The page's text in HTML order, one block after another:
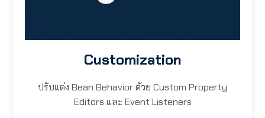
Customization
ปรับแต่ง Bean Behavior ด้วย Custom Property
Editors และ Event Listeners